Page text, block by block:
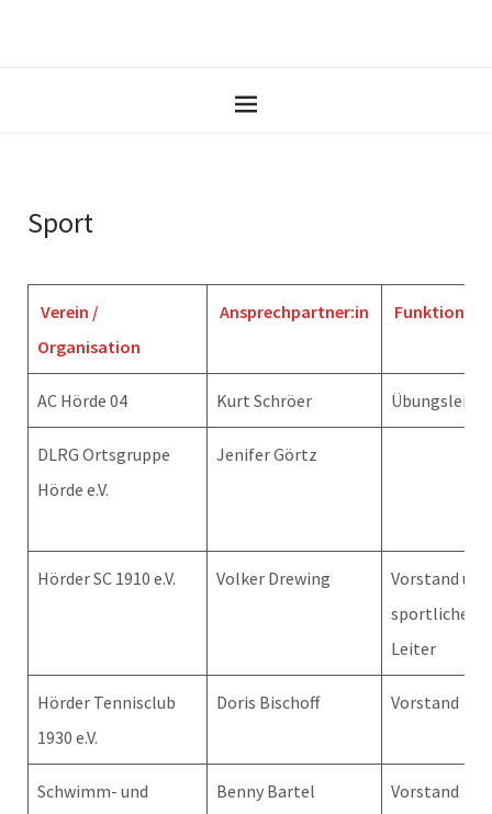
Sport
Verein /
Organisation
Ansprechpartner:in Funktion
AC Hörde 04 Kurt Schröer Übungsleiter
DLRG Ortsgruppe
Hörde e.V.
Jenifer Görtz
Hörder SC 1910 e.V. Volker Drewing
Vorstand und
sportlicher
Leiter
Hörder Tennisclub
1930 e.V.
Doris Bischoff Vorstand
Schwimm- und
Benny Bartel Vorstand